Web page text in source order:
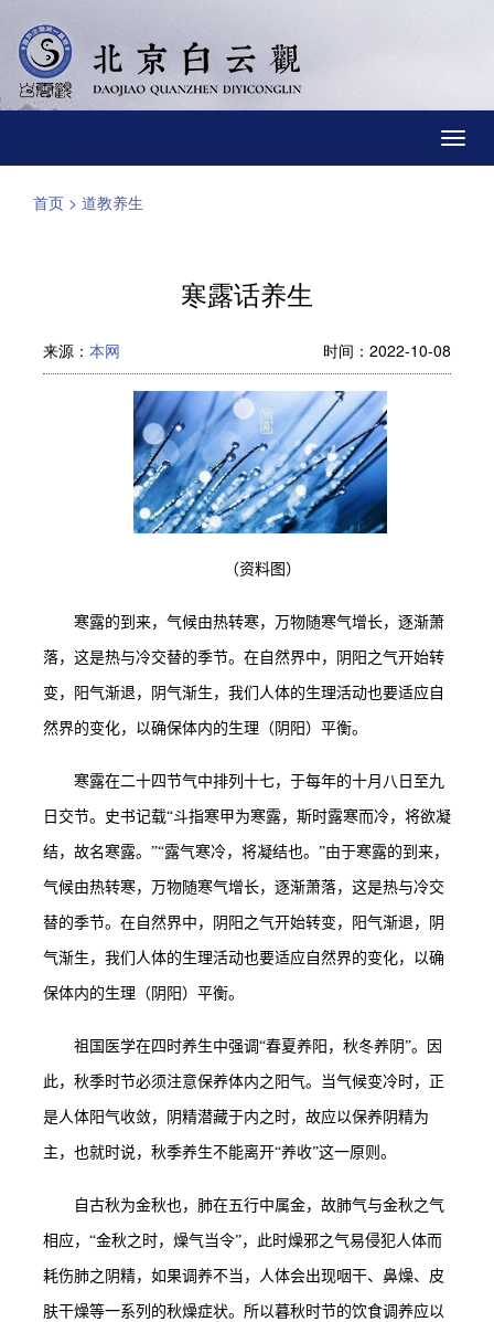
首页 > 道教养生
寒露话养生
来源： 本网 时间：2022-10-08
（资料图）
寒露的到来，气候由热转寒，万物随寒气增长，逐渐萧
落，这是热与冷交替的季节。在自然界中，阴阳之气开始转
变，阳气渐退，阴气渐生，我们人体的生理活动也要适应自
然界的变化，以确保体内的生理（阴阳）平衡。
寒露在二十四节气中排列十七，于每年的十月八日至九
日交节。史书记载“斗指寒甲为寒露，斯时露寒而冷，将欲凝
结，故名寒露。”“露气寒冷，将凝结也。”由于寒露的到来，
气候由热转寒，万物随寒气增长，逐渐萧落，这是热与冷交
替的季节。在自然界中，阴阳之气开始转变，阳气渐退，阴
气渐生，我们人体的生理活动也要适应自然界的变化，以确
保体内的生理（阴阳）平衡。
祖国医学在四时养生中强调“春夏养阳，秋冬养阴”。因
此，秋季时节必须注意保养体内之阳气。当气候变冷时，正
是人体阳气收敛，阴精潜藏于内之时，故应以保养阴精为
主，也就时说，秋季养生不能离开“养收”这一原则。
自古秋为金秋也，肺在五行中属金，故肺气与金秋之气
相应， “金秋之时，燥气当令”，此时燥邪之气易侵犯人体而
耗伤肺之阴精，如果调养不当，人体会出现咽干、鼻燥、皮
肤干燥等一系列的秋燥症状。所以暮秋时节的饮食调养应以